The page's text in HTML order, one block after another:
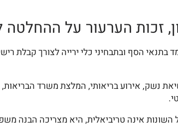
זכות הערעור על ההחלטה
בתנאי הסף ובתבחיני כלי ירייה לצורך קבלת
נשק, אירוע בריאותי, המלצת משרד הבריאות,
אינה טריביאלית, היא מצריכה הבנה